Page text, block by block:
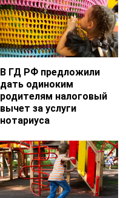
В ГД РФ предложили
дать одиноким
родителям налоговый
вычет за услуги
нотариуса